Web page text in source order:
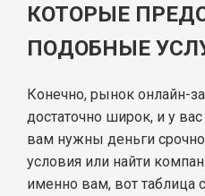
КОТОРЫЕ
ПОДОБНЫЕ
Конечно, рынок онлайн-
достаточно широк, и у
вам нужны деньги
условия или найти
именно вам, вот таблица